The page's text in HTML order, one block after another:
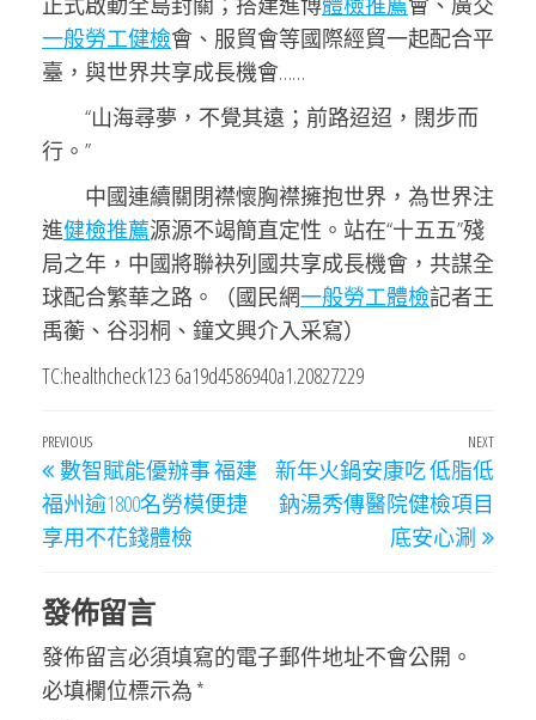
一般勞工健檢會、服貿會等國際經貿一起配合平
臺，與世界共享成長機會……
“山海尋夢，不覺其遠；前路迢迢，闊步而
行。”
中國連續關閉襟懷胸襟擁抱世界，為世界注
進健檢推薦源源不竭簡直定性。站在“十五五”殘
局之年，中國將聯袂列國共享成長機會，共謀全
球配合繁華之路。（國民網一般勞工體檢記者王
禹蘅、谷羽桐、鐘文興介入采寫）
TC:healthcheck123 6a19d4586940a1.20827229
文
章
導
Previous
Post
PREVIOUS
數智賦能優辦事 福建
福州逾1800名勞模便捷
享用不花錢體檢
Next
Post
NEXT
新年火鍋安康吃 低脂低
鈉湯秀傳醫院健檢項目
底安心涮
發佈留言
發佈留言必須填寫的電子郵件地址不會公開。
必填欄位標示為 *